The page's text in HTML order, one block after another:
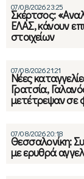
07/08/2026 23:25
Σκέρτσος:
ΕΛΑΣ, κάνουν
στοιχείων
07/08/2026 21:21
Νέες
Γρατσία,
μετέτρεψαν σε
07/08/2026 20:18
Θεσσαλονίκη:
με ερυθρά